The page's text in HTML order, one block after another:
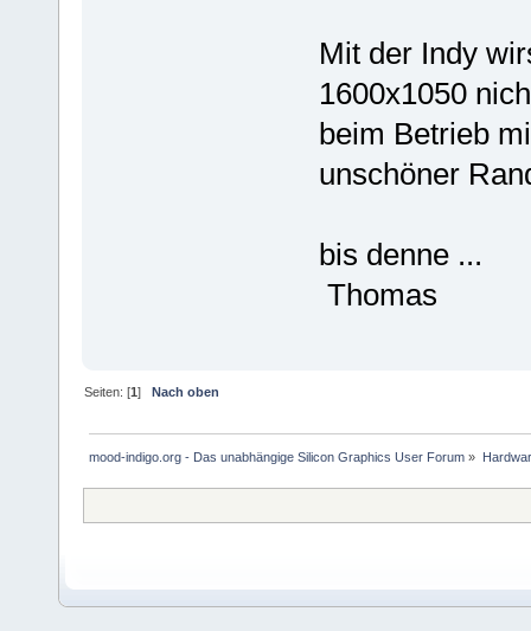
Mit der Indy
1600x1050
beim Betrieb
unschöner
bis denne ...
Thomas
Seiten: [1]Nach oben
mood-indigo.org - Das unabhängige Silicon Graphics User Forum »